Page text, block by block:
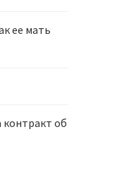
ее мать
контракт об